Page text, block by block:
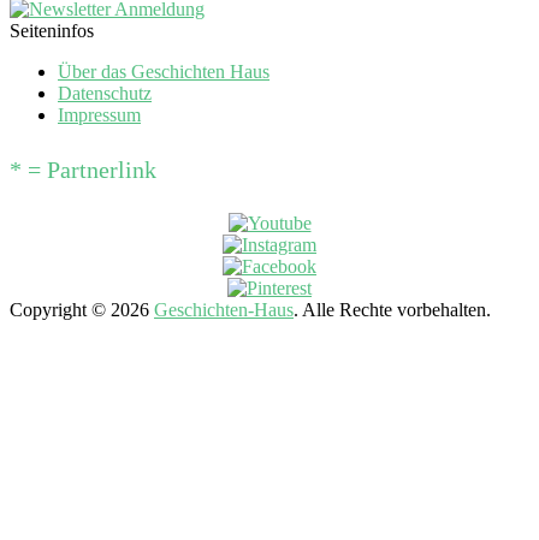
Seiteninfos
Über das Geschichten Haus
Datenschutz
Impressum
* = Partnerlink
Copyright © 2026 Geschichten-Haus. Alle Rechte vorbehalten.